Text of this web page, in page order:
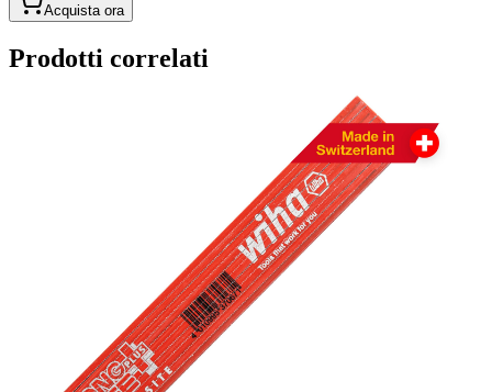
Acquista ora
Prodotti correlati